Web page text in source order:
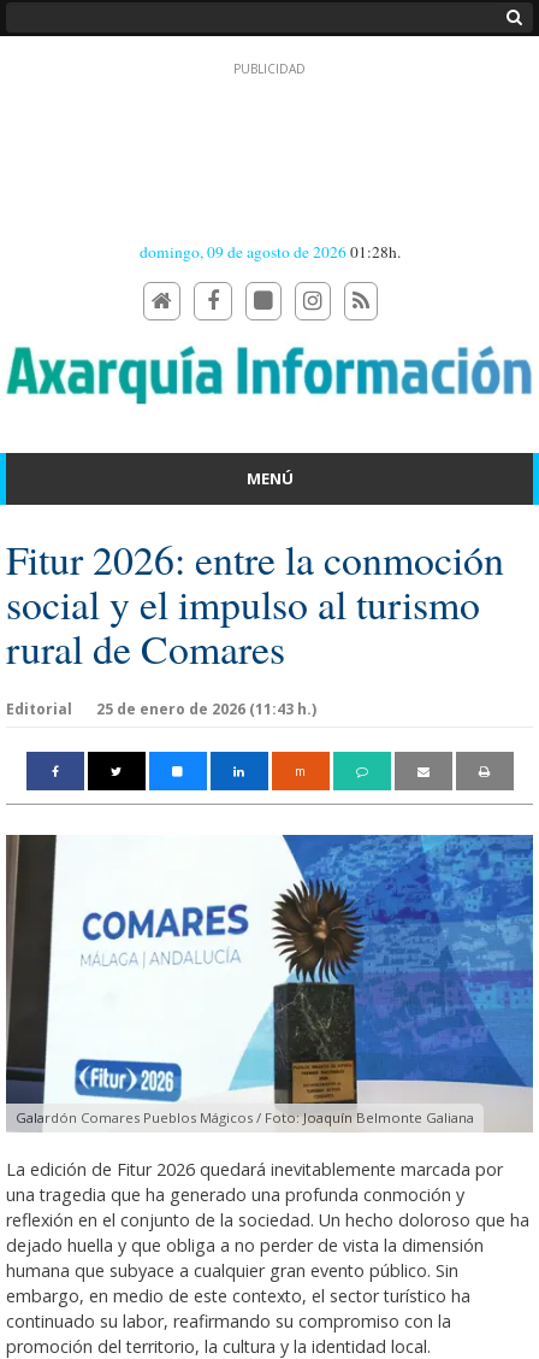
domingo, 09 de agosto de 202601:28h.
MENÚ
Fitur 2026: entre la conmoción
social y el impulso al turismo
rural de Comares
Editorial 25 de enero de 2026 (11:43 h.)
m
Galardón Comares Pueblos Mágicos / Foto: Joaquín Belmonte Galiana
La edición de Fitur 2026 quedará inevitablemente marcada por
una tragedia que ha generado una profunda conmoción y
reflexión en el conjunto de la sociedad. Un hecho doloroso que ha
dejado huella y que obliga a no perder de vista la dimensión
humana que subyace a cualquier gran evento público. Sin
embargo, en medio de este contexto, el sector turístico ha
continuado su labor, reafirmando su compromiso con la
promoción del territorio, la cultura y la identidad local.